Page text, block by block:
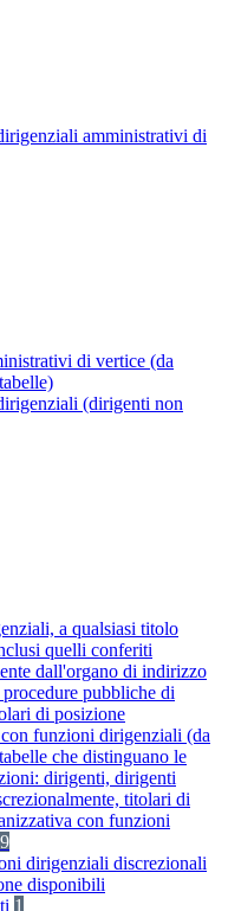
amministrativi di
di vertice (da
(dirigenti non
a qualsiasi titolo
quelli conferiti
dall'organo di indirizzo
pubbliche di
di posizione
funzioni dirigenziali (da
che distinguano le
dirigenti, dirigenti
titolari di
con funzioni
dirigenziali discrezionali
disponibili
1